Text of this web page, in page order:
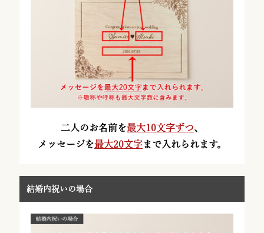
二人のお名前を最大10文字ずつ、
メッセージを最大20文字まで入れられます。
結婚内祝いの場合